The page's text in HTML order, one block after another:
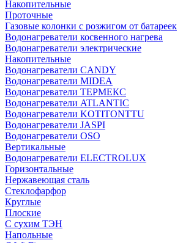
Накопительные
Проточные
Газовые колонки с розжигом от батареек
Водонагреватели косвенного нагрева
Водонагреватели электрические
Накопительные
Водонагреватели CANDY
Водонагреватели MIDEA
Водонагреватели ТЕРМЕКС
Водонагреватели ATLANTIC
Водонагреватели KOTITONTTU
Водонагреватели JASPI
Водонагреватели OSO
Вертикальные
Водонагреватели ELECTROLUX
Горизонтальные
Нержавеющая сталь
Стеклофарфор
Круглые
Плоские
С сухим ТЭН
Напольные